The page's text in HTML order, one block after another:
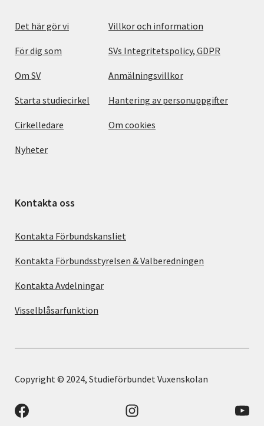
Det här gör vi
För dig som
Om SV
Starta studiecirkel
Cirkelledare
Nyheter
Villkor och information
SVs Integritetspolicy, GDPR
Anmälningsvillkor
Hantering av personuppgifter
Om cookies
Kontakta oss
Kontakta Förbundskansliet
Kontakta Förbundsstyrelsen & Valberedningen
Kontakta Avdelningar
Visselblåsarfunktion
Copyright © 2024, Studieförbundet Vuxenskolan